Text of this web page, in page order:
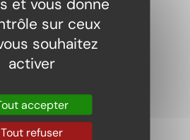
fraise
3,00€
sur ceux
souhaitez
activer
accepter
Tout refuser